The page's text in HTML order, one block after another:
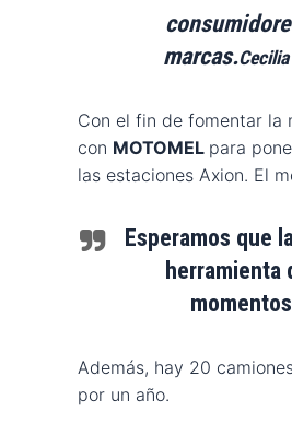
marcas.
Con el fin de fomentar la
con MOTOMEL para
las estaciones Axion. El
Esperamos que
Además, hay 20
por un año.